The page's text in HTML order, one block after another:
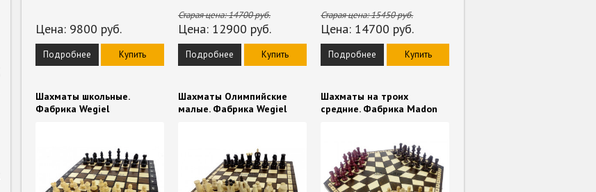
Цена: 9800 руб.
Подробнее Купить
Старая цена:14700руб.
Цена: 12900 руб.
Подробнее Купить
Старая цена:15450руб.
Цена: 14700 руб.
Подробнее Купить
Шахматы школьные.
Фабрика Wegiel
Шахматы Олимпийские
малые. Фабрика Wegiel
Шахматы на троих
средние. Фабрика Madon